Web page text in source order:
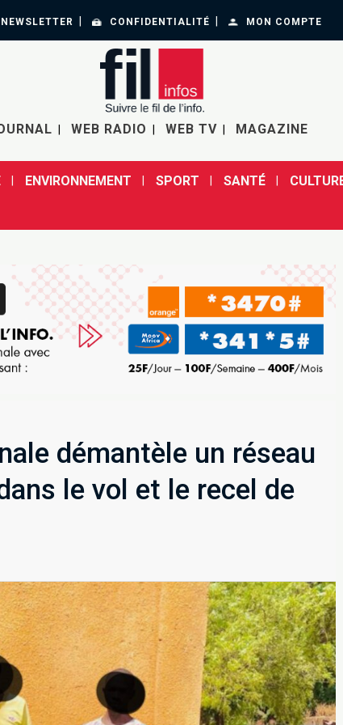
NEWSLETTER CONFIDENTIALITÉ MON COMPTE
WEB RADIO WEB TV MAGAZINE
ENVIRONNEMENT SPORT SANTÉ
démantèle un réseau
le vol et le recel de